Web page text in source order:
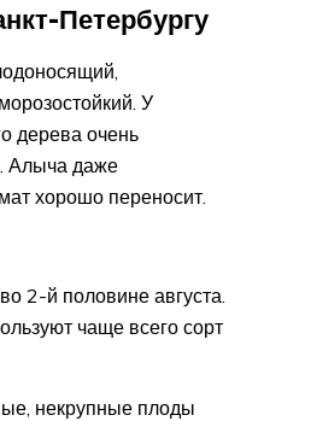
Петербургу
У
дерева очень
Алыча даже
хорошо переносит.
2-й половине августа.
чаще всего сорт
некрупные плоды